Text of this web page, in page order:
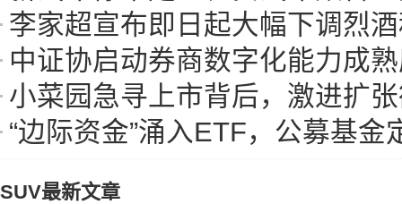
李家超宣布即日起大幅下调烈酒税，
中证协启动券商数字化能力成
小菜园急寻上市背后，激进扩张欲融资
“边际资金”涌入ETF，公募基金
SUV最新文章